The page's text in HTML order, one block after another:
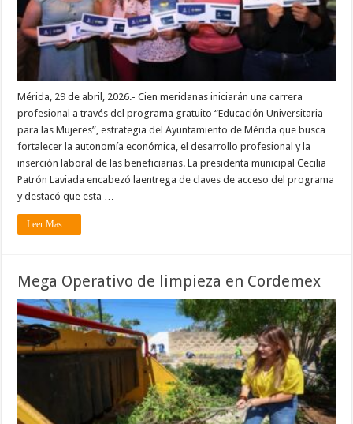
Mérida, 29 de abril, 2026.- Cien meridanas iniciarán una carrera
profesional a través del programa gratuito “Educación Universitaria
para las Mujeres”, estrategia del Ayuntamiento de Mérida que busca
fortalecer la autonomía económica, el desarrollo profesional y la
inserción laboral de las beneficiarias. La presidenta municipal Cecilia
Patrón Laviada encabezó laentrega de claves de acceso del programa
y destacó que esta …
Leer Mas ...
Mega Operativo de limpieza en Cordemex